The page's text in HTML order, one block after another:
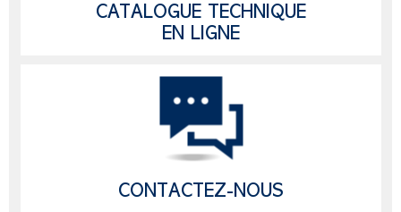
CATALOGUE TECHNIQUE
EN LIGNE
CONTACTEZ-NOUS